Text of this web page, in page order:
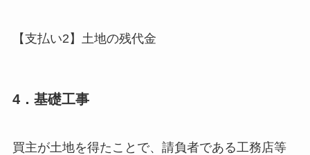
【支払い2】土地の残代金
4．基礎工事
買主が土地を得たことで、請負者である工務店等